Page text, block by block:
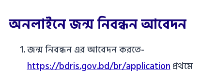
অনলাইনে জন্ম নিবন্ধন আবেদন
জন্ম নিবন্ধন এর আবেদন করতে-
https://bdris.gov.bd/br/applicationপ্রথমে